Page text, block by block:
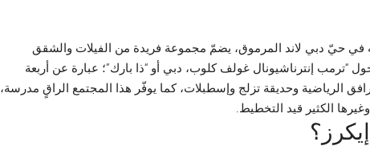
في حيّ دبي لاند المرموق، يضمّ مجموعة فريدة من الفيلات والشقق
“ترمب إنترناشيونال غولف كلوب، دبي أو “ذا بارك”؛ عبارة عن أربعة
الرياضية وحديقة تزلج وإسطبلات، كما يوفّر هذا المجتمع الراقٍ مدرسة،
الكثير قيد التخطيط.